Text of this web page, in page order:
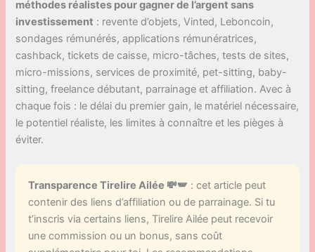
méthodes réalistes pour gagner de l’argent sans
investissement : revente d’objets, Vinted, Leboncoin,
sondages rémunérés, applications rémunératrices,
cashback, tickets de caisse, micro-tâches, tests de sites,
micro-missions, services de proximité, pet-sitting, baby-
sitting, freelance débutant, parrainage et affiliation. Avec à
chaque fois : le délai du premier gain, le matériel nécessaire,
le potentiel réaliste, les limites à connaître et les pièges à
éviter.
Transparence Tirelire Ailée 💸🪽 : cet article peut
contenir des liens d’affiliation ou de parrainage. Si tu
t’inscris via certains liens, Tirelire Ailée peut recevoir
une commission ou un bonus, sans coût